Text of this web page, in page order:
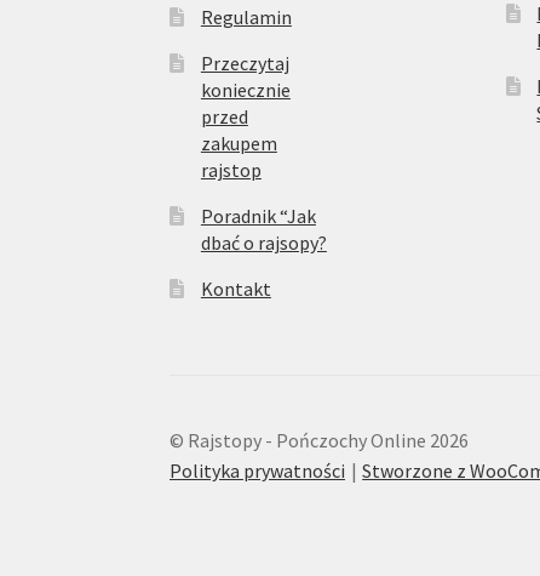
Regulamin
Przeczytaj
koniecznie
przed
zakupem
rajstop
Poradnik “Jak
dbać o rajsopy?
Kontakt
© Rajstopy - Pończochy Online 2026
Polityka prywatności
Stworzone z